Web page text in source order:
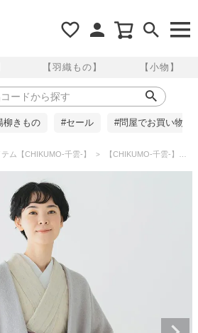
【羽織もの】 【小物】
柳きもの #セール #問屋でお買い物
ム【CHIKUMO-千雲-】 【CHIKUMO-千雲-】シープパイルショートコート/ライトグレー くるり